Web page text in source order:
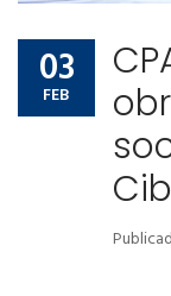
03
FEB